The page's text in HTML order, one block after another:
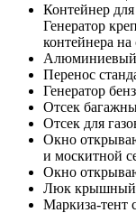
Контейнер
Генератор
контейнера
Алюминиевый
Перенос
Генератор
Отсек
Отсек для
Окно
и москитной
Окно
Люк крышный
Маркиза-тент